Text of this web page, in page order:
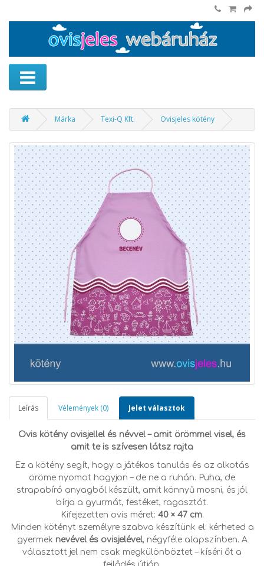
Márka Texi-Q Kft. Ovisjeles kötény
Leírás Vélemények (0) Jelet választok
Ovis kötény ovisjellel és névvel – amit örömmel visel, és
amit te is szívesen látsz rajta
Ez a kötény segít, hogy a játékos tanulás és az alkotás
öröme nyomot hagyjon – de ne a ruhán. Puha, de
strapabíró anyagból készült, amit könnyű mosni, és jól
bírja a gyurmát, festéket, ragasztót.
Kifejezetten ovis méret: 40 × 47 cm.
Minden kötényt személyre szabva készítünk el: kérheted a
gyermek nevével és ovisjelével, négyféle alapszínben. A
választott jel nem csak megkülönböztet – kíséri őt a